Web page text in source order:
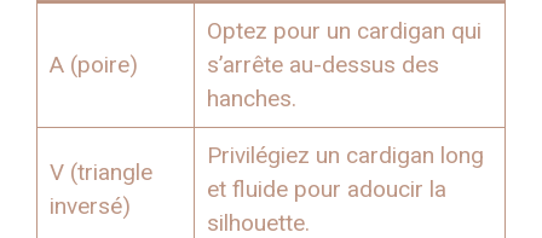
A (poire)
Optez pour un cardigan qui
s’arrête au-dessus des
hanches.
V (triangle
inversé)
Privilégiez un cardigan long
et fluide pour adoucir la
silhouette.